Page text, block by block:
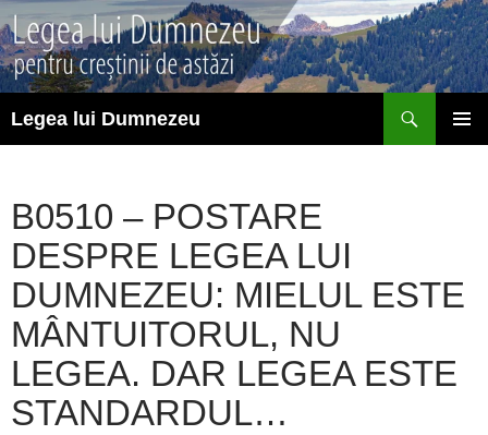
Sari
la
conținut
Legea lui Dumnezeu
B0510 – POSTARE
DESPRE LEGEA LUI
DUMNEZEU: MIELUL ESTE
MÂNTUITORUL, NU
LEGEA. DAR LEGEA ESTE
STANDARDUL…